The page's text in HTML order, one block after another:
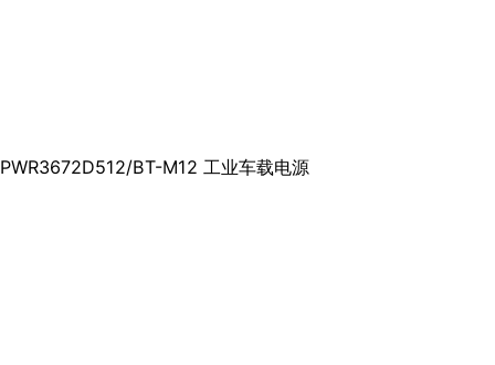
PWR3672D512/BT-M12 工业车载电源